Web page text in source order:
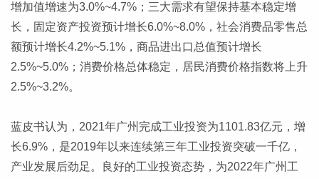
增加值增速为3.0%~4.7%；三大需求有望保持基本稳定增
长，固定资产投资预计增长6.0%~8.0%，社会消费品零售总
额预计增长4.2%~5.1%，商品进出口总值预计增长
2.5%~5.0%；消费价格总体稳定，居民消费价格指数将上升
2.5%~3.2%。
蓝皮书认为，2021年广州完成工业投资为1101.83亿元，增
长6.9%，是2019年以来连续第三年工业投资突破一千亿，
产业发展后劲足。良好的工业投资态势，为2022年广州工